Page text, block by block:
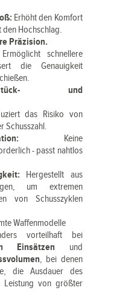
Erhöht den Komfort
den Hochschlag.
Präzision.
Ermöglicht schnellere
die Genauigkeit
und
das Risiko von
Schusszahl.
Keine
- passt nahtlos
Hergestellt aus
um extremen
von Schusszyklen
Waffenmodelle
vorteilhaft bei
Einsätzen und
, bei denen
die Ausdauer des
Leistung von größter